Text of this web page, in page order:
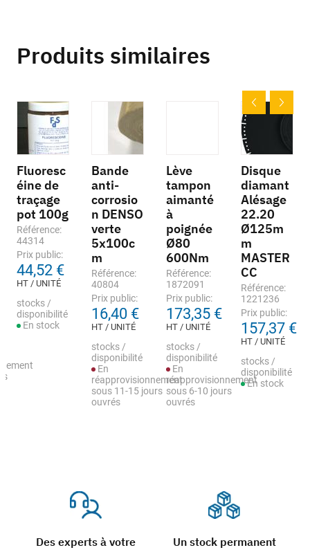
Des experts à votre
Un stock permanent
Produits similaires
Fluoresc
éine de
traçage
pot 100g
Référence:
44314
Prix public:
44,52 €
HT / UNITÉ
stocks /
disponibilité
En stock
Bande
anti-
corrosio
n DENSO
verte
5x100c
m
Référence:
40804
Prix public:
16,40 €
HT / UNITÉ
stocks /
disponibilité
En
réapprovisionnement
sous 11-15 jours
ouvrés
Lève
tampon
aimanté
à
poignée
Ø80
600Nm
Référence:
1872091
Prix public:
173,35 €
HT / UNITÉ
stocks /
disponibilité
En
réapprovisionnement
sous 6-10 jours
ouvrés
Disque
diamant
Alésage
22.20
Ø125m
m
MASTER
CC
Référence:
1221236
Prix public:
157,37 €
HT / UNITÉ
stocks /
disponibilité
En stock